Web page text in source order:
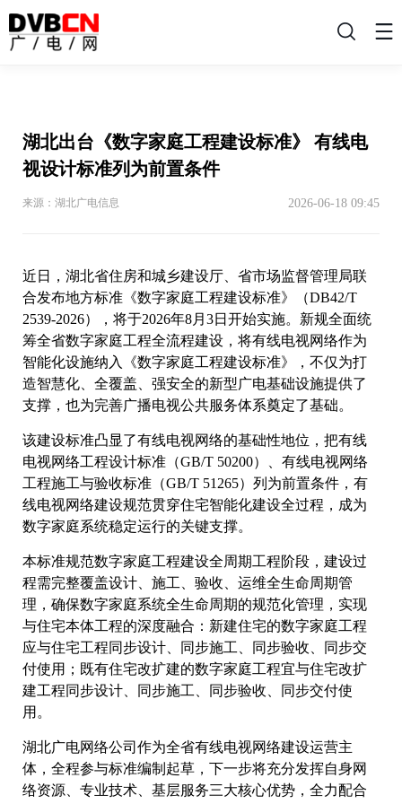
搜
湖北出台《数字家庭工程建设标准》 有线电
视设计标准列为前置条件
来源：湖北广电信息 2026-06-18 09:45
近日，湖北省住房和城乡建设厅、省市场监督管理局联
合发布地方标准《数字家庭工程建设标准》（DB42/T
2539-2026），将于2026年8月3日开始实施。新规全面统
筹全省数字家庭工程全流程建设，将有线电视网络作为
智能化设施纳入《数字家庭工程建设标准》，不仅为打
造智慧化、全覆盖、强安全的新型广电基础设施提供了
支撑，也为完善广播电视公共服务体系奠定了基础。
该建设标准凸显了有线电视网络的基础性地位，把有线
电视网络工程设计标准（GB/T 50200）、有线电视网络
工程施工与验收标准（GB/T 51265）列为前置条件，有
线电视网络建设规范贯穿住宅智能化建设全过程，成为
数字家庭系统稳定运行的关键支撑。
本标准规范数字家庭工程建设全周期工程阶段，建设过
程需完整覆盖设计、施工、验收、运维全生命周期管
理，确保数字家庭系统全生命周期的规范化管理，实现
与住宅本体工程的深度融合：新建住宅的数字家庭工程
应与住宅工程同步设计、同步施工、同步验收、同步交
付使用；既有住宅改扩建的数字家庭工程宜与住宅改扩
建工程同步设计、同步施工、同步验收、同步交付使
用。
湖北广电网络公司作为全省有线电视网络建设运营主
体，全程参与标准编制起草，下一步将充分发挥自身网
络资源、专业技术、基层服务三大核心优势，全力配合